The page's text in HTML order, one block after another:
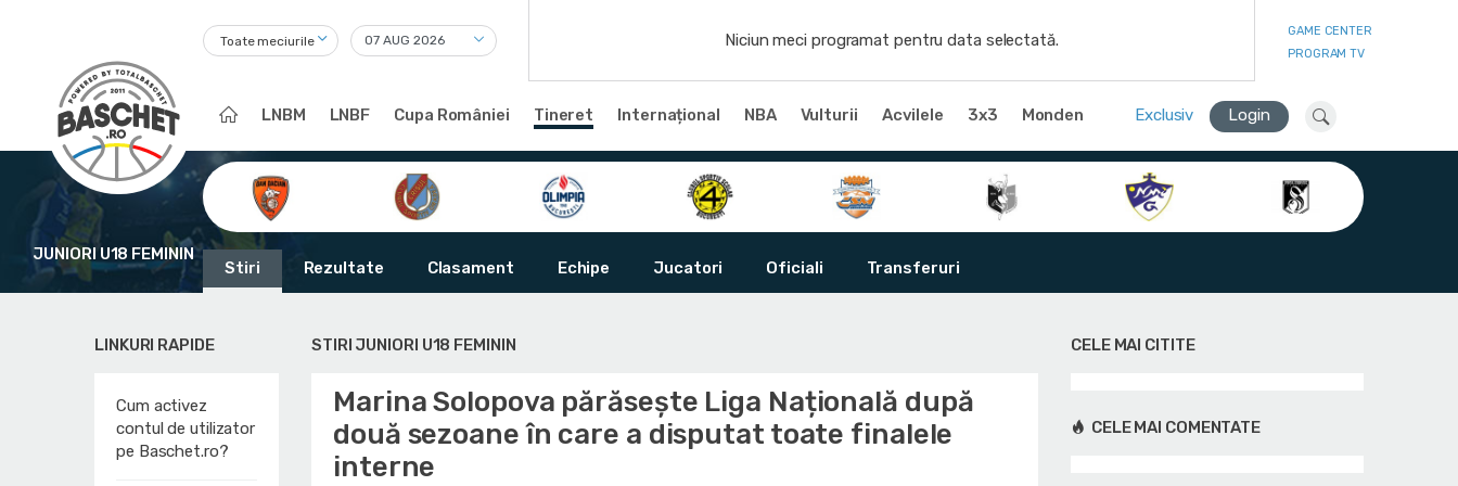
Toate meciurile Niciun meci programat pentru data selectată.
GAME CENTER
PROGRAM TV
LNBM LNBF Cupa României Tineret Internațional NBA Vulturii Acvilele 3x3 Monden Exclusiv Login
JUNIORI U18 FEMININ
Stiri Rezultate Clasament Echipe Jucatori Oficiali Transferuri
LINKURI RAPIDE
Cum activez
contul de utilizator
pe Baschet.ro?
STIRI JUNIORI U18 FEMININ
Marina Solopova părăsește Liga Națională după
două sezoane în care a disputat toate finalele
interne
CELE MAI CITITE
CELE MAI COMENTATE